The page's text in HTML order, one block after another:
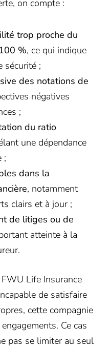
on compte :
trop proche du
%, ce qui indique
sécurité ;
des notations de
négatives
;
du ratio
une dépendance
;
dans la
, notamment
clairs et à jour ;
de litiges ou de
atteinte à la
Life Insurance
de satisfaire
cette compagnie
Ce cas
pas se limiter au seul